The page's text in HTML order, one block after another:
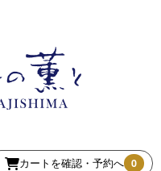
カートを確認・予約へ 0